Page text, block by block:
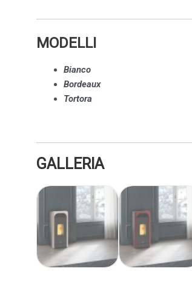
MODELLI
Bianco
Bordeaux
Tortora
GALLERIA